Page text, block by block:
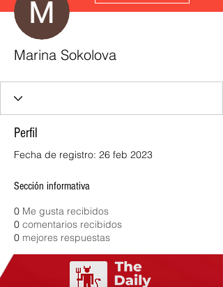
Marina Sokolova
Perfil
Fecha de registro: 26 feb 2023
Sección informativa
0 Me gusta recibidos
0 comentarios recibidos
0 mejores respuestas